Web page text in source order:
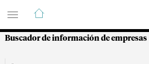
Guía de Empresas
Buscador de información de empresas